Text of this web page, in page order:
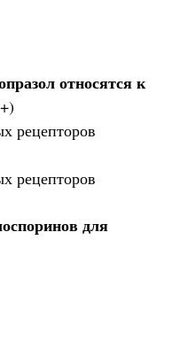
относятся к
рецепторов
рецепторов
для